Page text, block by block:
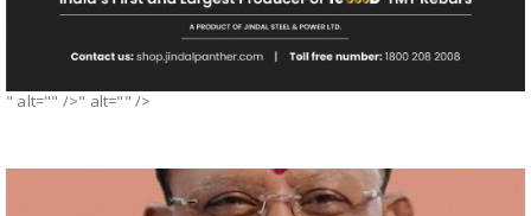
" alt="" />" alt="" />